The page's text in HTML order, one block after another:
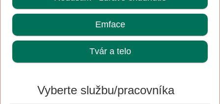
Emface
Tvár a telo
Vyberte službu/pracovníka